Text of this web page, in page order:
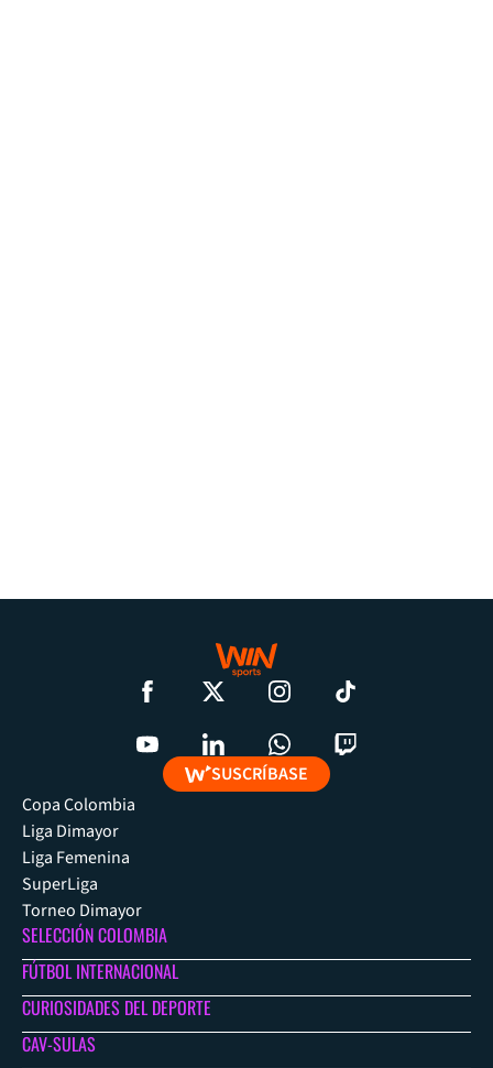
SUSCRÍBASE
Copa Colombia
Liga Dimayor
Liga Femenina
SuperLiga
Torneo Dimayor
SELECCIÓN COLOMBIA
FÚTBOL INTERNACIONAL
CURIOSIDADES DEL DEPORTE
CAV-SULAS